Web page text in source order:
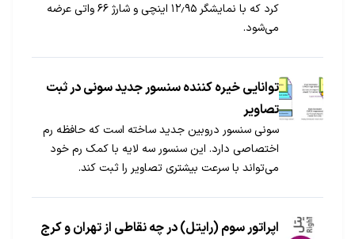
کرد که با نمایشگر ۱۲٫۹۵ اینچی و شارژ ۶۶ واتی عرضه
می‌شود.
توانایی خیره کننده سنسور جدید سونی در ثبت
تصاویر
سونی سنسور دروبین جدید ساخته است که حافظه رم
اختصاصی دارد. این سنسور سه لایه با کمک رم خود
می‌تواند با سرعت بیشتری تصاویر را ثبت کند.
اپراتور سوم (رایتل) در چه نقاطی از تهران و کرج